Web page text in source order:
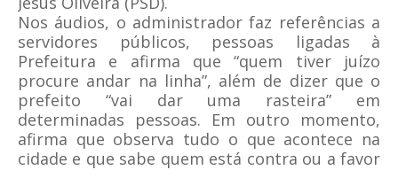
Nos áudios, o administrador faz referências a
servidores públicos, pessoas ligadas à
Prefeitura e afirma que “quem tiver juízo
procure andar na linha”, além de dizer que o
prefeito “vai dar uma rasteira” em
determinadas pessoas. Em outro momento,
afirma que observa tudo o que acontece na
cidade e que sabe quem está contra ou a favor